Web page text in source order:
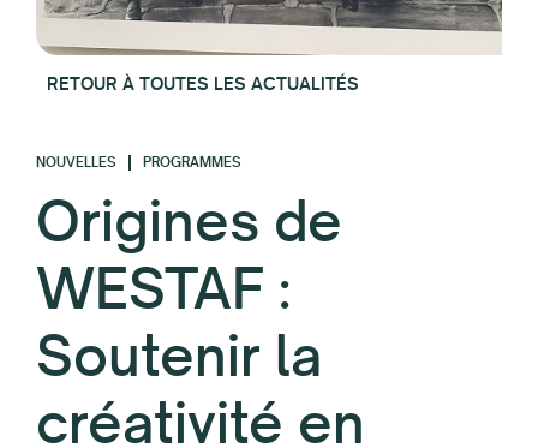
RETOUR À TOUTES LES ACTUALITÉS
NOUVELLES PROGRAMMES
Origines de
WESTAF :
Soutenir la
créativité en